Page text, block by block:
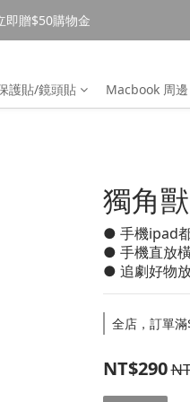
免運🚚
即贈$50購物金
免運🚚
護貼/鏡頭貼 Macbook 周邊
獨角
● 手機ipad
● 手機直放
● 追劇好物
全店，訂單
NT$290